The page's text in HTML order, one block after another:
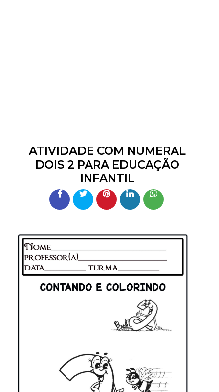
ATIVIDADE COM NUMERAL
DOIS 2 PARA EDUCAÇÃO
INFANTIL